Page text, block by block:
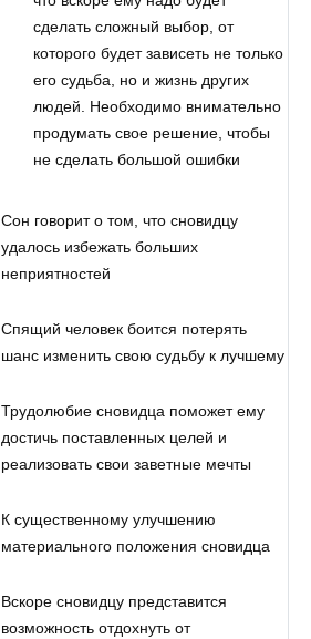
сделать сложный выбор, от
которого будет зависеть не только
его судьба, но и жизнь других
людей. Необходимо внимательно
продумать свое решение, чтобы
не сделать большой ошибки
Сон говорит о том, что сновидцу
удалось избежать больших
неприятностей
Спящий человек боится потерять
шанс изменить свою судьбу к лучшему
Трудолюбие сновидца поможет ему
достичь поставленных целей и
реализовать свои заветные мечты
К существенному улучшению
материального положения сновидца
Вскоре сновидцу представится
возможность отдохнуть от